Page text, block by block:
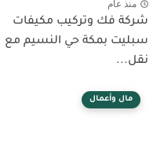
منذ عام
شركة فك وتركيب مكيفات
سبليت بمكة حي النسيم مع
نقل...
مال وأعمال